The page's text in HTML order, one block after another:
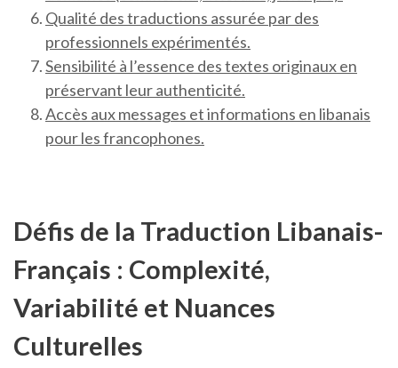
Qualité des traductions assurée par des
professionnels expérimentés.
Sensibilité à l’essence des textes originaux en
préservant leur authenticité.
Accès aux messages et informations en libanais
pour les francophones.
Défis de la Traduction Libanais-
Français : Complexité,
Variabilité et Nuances
Culturelles